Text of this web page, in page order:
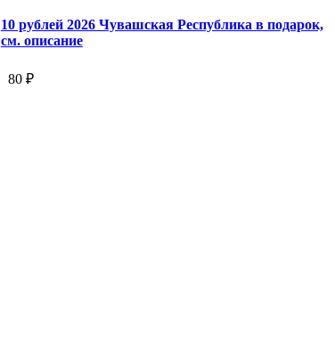
10 рублей 2026 Чувашская Республика в подарок,
см. описание
80 ₽